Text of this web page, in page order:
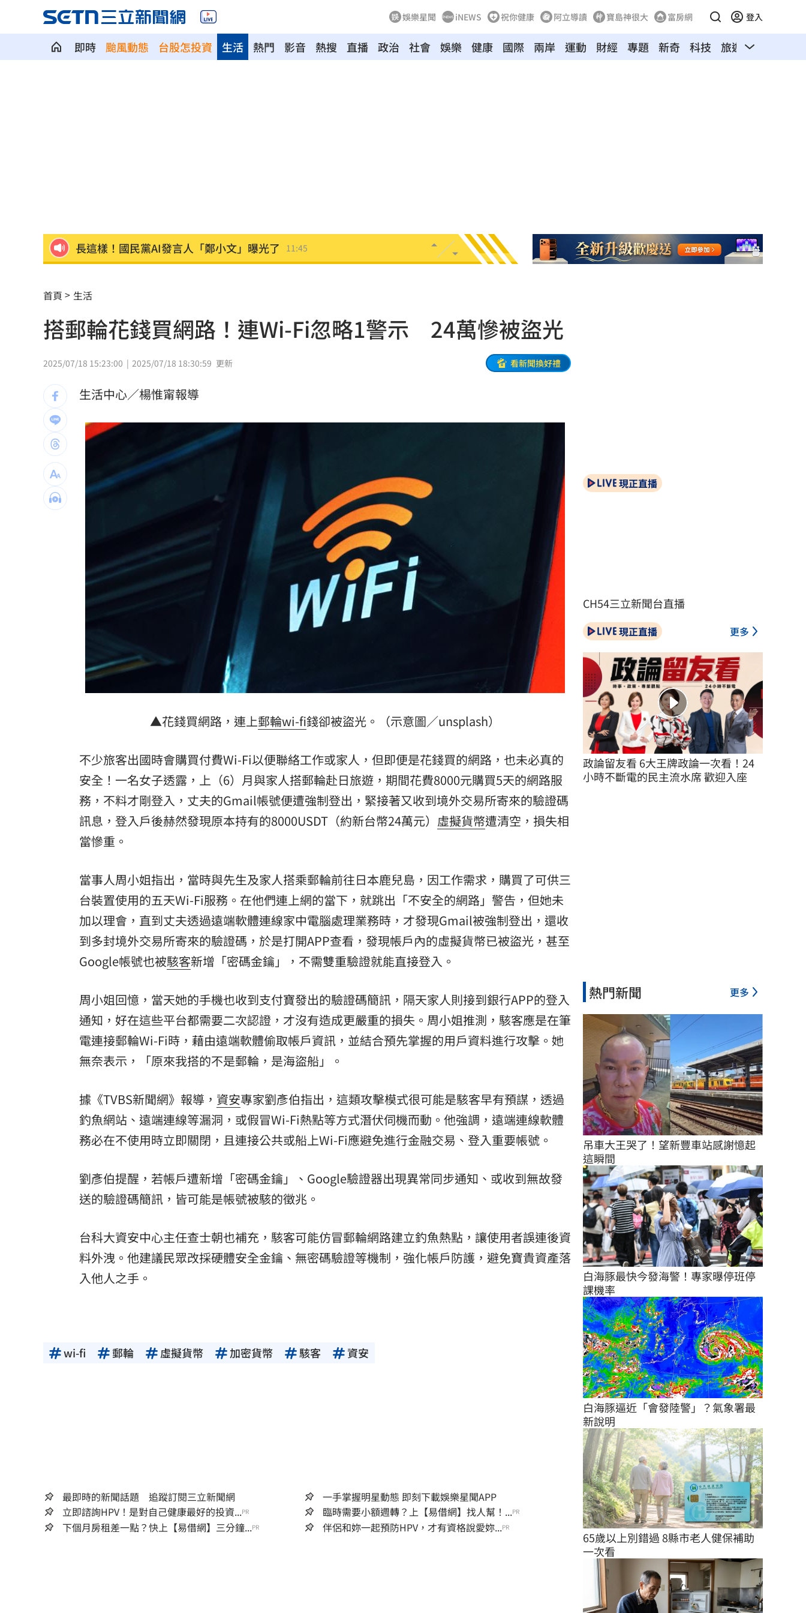
娛樂星聞 iNEWS 祝你健康 阿立導讀 寶島神很大 富房網 登入
即時 颱風動態 台股怎投資 熱門 影音 熱搜 直播 政治 社會 娛樂
生活 健康 國際 兩岸 運動 財經 專題 新奇 科技 旅遊 汽車
白海豚短暫回血！暴風圈「這天」擦過台灣
肥大叔真正死因疑曝光！氣色超差還開直播 12:01
慈濟10.6億疫苗服務費爆詐騙 他質疑捐款 11:45
姐夫AKIRA抵台 蹲身陪自拍、簽名超寵粉
昔嗆擋疫苗！慈濟遭詐10億 國民黨拒道歉 11:36
假借無塵室走道窄 工程師屢對女同事襲臀
妖股連4漲遭八卦鏡收服 被動元件一片綠
兆基債務風暴！檢調搜索 前董座帶回偵訊
台灣彩券開獎直播中
LIVE三立+24小時直播
三立iNEWS新聞台線上直播
商場戰國來臨 台中「頂奢大道」逐漸成形
「拍片人的多重宇宙」職涯論壇9/12登場！
8國球員齊聚高雄 Formosa 7s掀足球熱潮 10:00
理想混蛋號召粉絲跨海追星吃美食！
首頁 生活
搭郵輪花錢買網路！連Wi-Fi忽略1警示 24萬慘被盜光
2025/07/18 15:23:00 2025/07/18 18:30:59 更新 看新聞換好禮
生活中心／楊惟甯報導
▲花錢買網路，連上郵輪wi-fi錢卻被盜光。（示意圖／unsplash）
不少旅客出國時會購買付費Wi-Fi以便聯絡工作或家人，但即便是花錢買的網路，也未必真的
安全！一名女子透露，上（6）月與家人搭郵輪赴日旅遊，期間花費8000元購買5天的網路服
務，不料才剛登入，丈夫的Gmail帳號便遭強制登出，緊接著又收到境外交易所寄來的驗證碼
訊息，登入戶後赫然發現原本持有的8000USDT（約新台幣24萬元） 虛擬貨幣遭清空，損失相
當慘重。
當事人周小姐指出，當時與先生及家人搭乘郵輪前往日本鹿兒島，因工作需求，購買了可供三
台裝置使用的五天Wi-Fi服務。在他們連上網的當下，就跳出「不安全的網路」警告，但她未
加以理會，直到丈夫透過遠端軟體連線家中電腦處理業務時，才發現Gmail被強制登出，還收
到多封境外交易所寄來的驗證碼，於是打開APP查看，發現帳戶內的虛擬貨幣已被盜光，甚至
Google帳號也被駭客新增「密碼金鑰」，不需雙重驗證就能直接登入。
周小姐回憶，當天她的手機也收到支付寶發出的驗證碼簡訊，隔天家人則接到銀行APP的登入
通知，好在這些平台都需要二次認證，才沒有造成更嚴重的損失。周小姐推測，駭客應是在筆
電連接郵輪Wi-Fi時，藉由遠端軟體偷取帳戶資訊，並結合預先掌握的用戶資料進行攻擊。她
無奈表示，「原來我搭的不是郵輪，是海盜船」。
據《TVBS新聞網》報導， 資安專家劉彥伯指出，這類攻擊模式很可能是駭客早有預謀，透過
釣魚網站、遠端連線等漏洞，或假冒Wi-Fi熱點等方式潛伏伺機而動。他強調，遠端連線軟體
務必在不使用時立即關閉，且連接公共或船上Wi-Fi應避免進行金融交易、登入重要帳號。
劉彥伯提醒，若帳戶遭新增「密碼金鑰」、Google驗證器出現異常同步通知、或收到無故發
送的驗證碼簡訊，皆可能是帳號被駭的徵兆。
台科大資安中心主任查士朝也補充，駭客可能仿冒郵輪網路建立釣魚熱點，讓使用者誤連後資
料外洩。他建議民眾改採硬體安全金鑰、無密碼驗證等機制，強化帳戶防護，避免寶貴資產落
入他人之手。
wi-fi 郵輪 虛擬貨幣 加密貨幣 駭客 資安
最即時的新聞話題 追蹤訂閱三立新聞網
一手掌握明星動態 即刻下載娛樂星聞APP
立即諮詢HPV！是對自己健康最好的投資...PR 臨時需要小額週轉？上【易借網】找人幫！...PR
下個月房租差一點？快上【易借網】三分鐘...PR 伴侶和妳一起預防HPV，才有資格說愛妳...PR
現正直播
CH54三立新聞台直播
現正直播 更多
政論留友看 6大王牌政論一次看！24
小時不斷電的民主流水席 歡迎入座
熱門新聞 更多
吊車大王哭了！望新豐車站感謝憶起
這瞬間
白海豚最快今發海警！專家曝停班停
課機率
白海豚逼近「會發陸警」？氣象署最
新說明
65歲以上別錯過 8縣市老人健保補助
一次看